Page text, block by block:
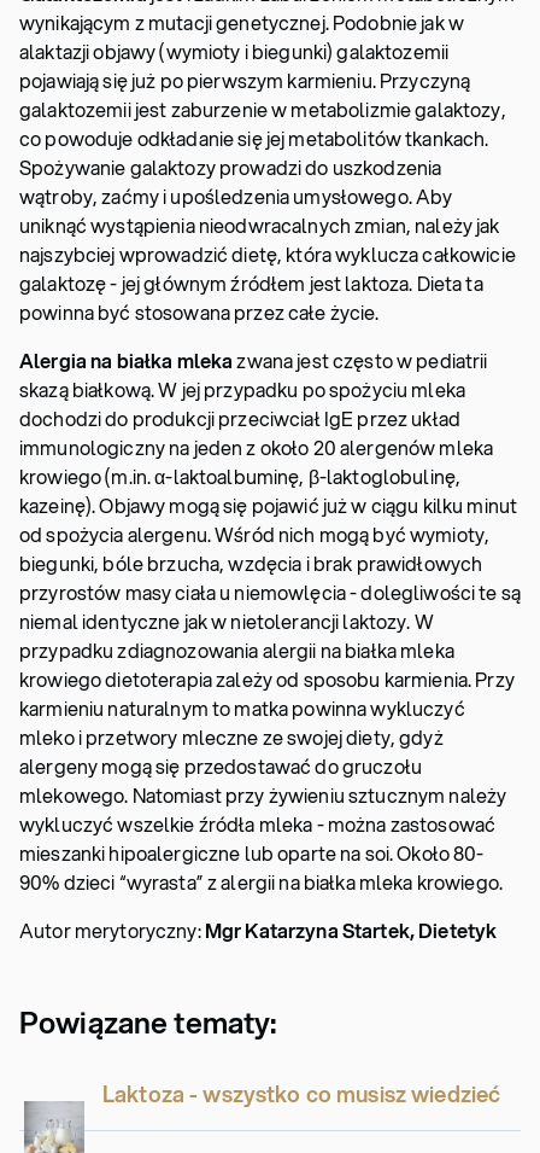
wynikającym z mutacji genetycznej. Podobnie jak w
alaktazji objawy (wymioty i biegunki) galaktozemii
pojawiają się już po pierwszym karmieniu. Przyczyną
galaktozemii jest zaburzenie w metabolizmie galaktozy,
co powoduje odkładanie się jej metabolitów tkankach.
Spożywanie galaktozy prowadzi do uszkodzenia
wątroby, zaćmy i upośledzenia umysłowego. Aby
uniknąć wystąpienia nieodwracalnych zmian, należy jak
najszybciej wprowadzić dietę, która wyklucza całkowicie
galaktozę - jej głównym źródłem jest laktoza. Dieta ta
powinna być stosowana przez całe życie.
Alergia na białka mlekazwana jest często w pediatrii
skazą białkową. W jej przypadku po spożyciu mleka
dochodzi do produkcji przeciwciał IgE przez układ
immunologiczny na jeden z około 20 alergenów mleka
krowiego (m.in. α-laktoalbuminę, β-laktoglobulinę,
kazeinę). Objawy mogą się pojawić już w ciągu kilku minut
od spożycia alergenu. Wśród nich mogą być wymioty,
biegunki, bóle brzucha, wzdęcia i brak prawidłowych
przyrostów masy ciała u niemowlęcia - dolegliwości te są
niemal identyczne jak w nietolerancji laktozy. W
przypadku zdiagnozowania alergii na białka mleka
krowiego dietoterapia zależy od sposobu karmienia. Przy
karmieniu naturalnym to matka powinna wykluczyć
mleko i przetwory mleczne ze swojej diety, gdyż
alergeny mogą się przedostawać do gruczołu
mlekowego. Natomiast przy żywieniu sztucznym należy
wykluczyć wszelkie źródła mleka - można zastosować
mieszanki hipoalergiczne lub oparte na soi. Około 80-
90% dzieci “wyrasta” z alergii na białka mleka krowiego.
Autor merytoryczny:Mgr Katarzyna Startek, Dietetyk
Powiązane tematy:
Laktoza - wszystko co musisz wiedzieć